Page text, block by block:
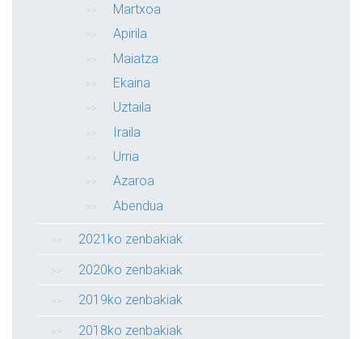
Martxoa
Apirila
Maiatza
Ekaina
Uztaila
Iraila
Urria
Azaroa
Abendua
2021ko zenbakiak
2020ko zenbakiak
2019ko zenbakiak
2018ko zenbakiak